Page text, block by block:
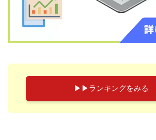
▶︎▶︎ランキングをみる